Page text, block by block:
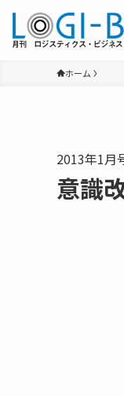
ホーム
2013年1月
意識